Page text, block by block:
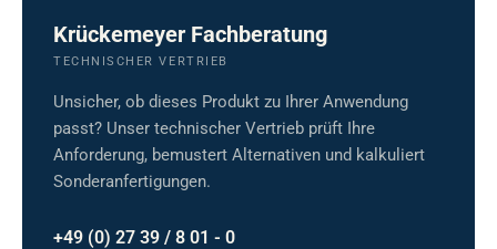
Krückemeyer Fachberatung
TECHNISCHER VERTRIEB
Unsicher, ob dieses Produkt zu Ihrer Anwendung
passt? Unser technischer Vertrieb prüft Ihre
Anforderung, bemustert Alternativen und kalkuliert
Sonderanfertigungen.
+49 (0) 27 39 / 8 01 - 0